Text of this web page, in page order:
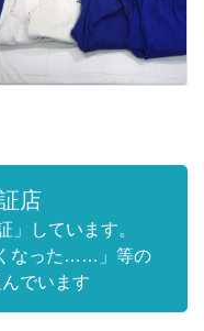
店
」しています。
くなった……」等の
でいます